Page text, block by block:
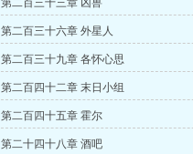
第二百三十三章 凶兽
第二百三十六章 外星人
第二百三十九章 各怀心思
第二百四十二章 末日小组
第二百四十五章 霍尔
第二十四十八章 酒吧